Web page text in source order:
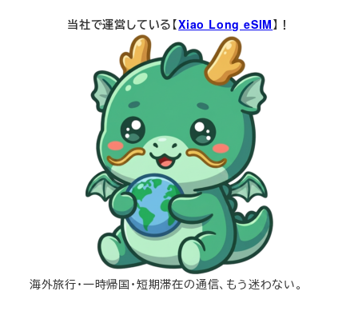
当社で運営している【Xiao Long eSIM】！
海外旅行・一時帰国・短期滞在の通信、もう迷わない。